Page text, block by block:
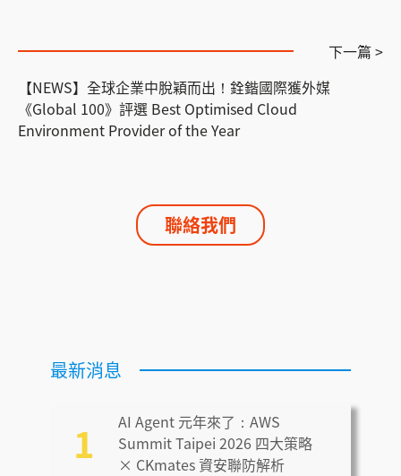
下一篇 >
【NEWS】全球企業中脫穎而出！銓鍇國際獲外媒
《Global 100》評選 Best Optimised Cloud
Environment Provider of the Year
聯絡我們
最新消息
1
AI Agent 元年來了：AWS
Summit Taipei 2026 四大策略
× CKmates 資安聯防解析